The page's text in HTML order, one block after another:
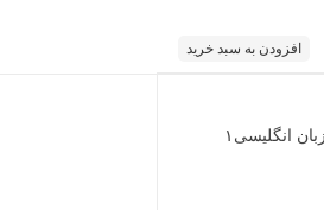
افزودن به سبد خرید
انگلیسی۱